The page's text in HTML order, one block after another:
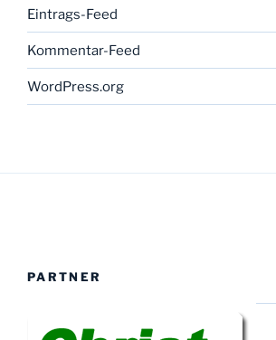
Eintrags-Feed
Kommentar-Feed
WordPress.org
PARTNER